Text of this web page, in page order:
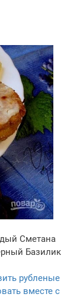
Сметана
Базилик
рубленые
вместе с